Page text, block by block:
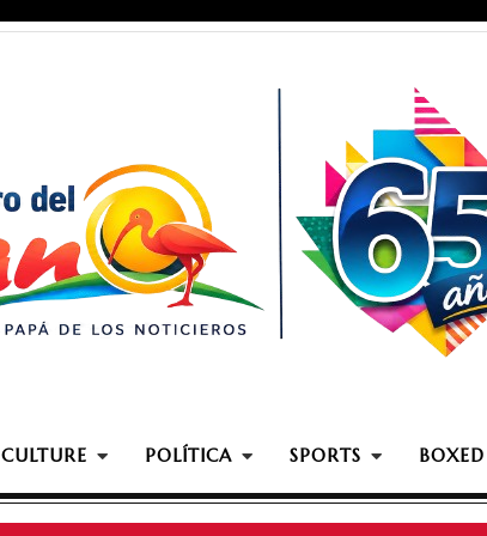
CULTURE POLÍTICA SPORTS BOXED